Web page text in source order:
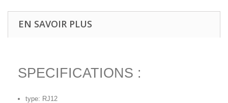
EN SAVOIR PLUS
SPECIFICATIONS :
type: RJ12